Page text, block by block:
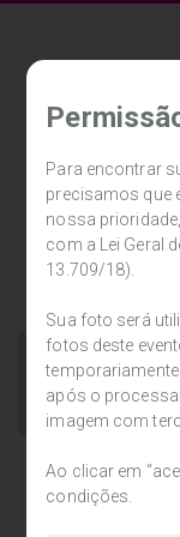
Para encontrar
precisamos que
nossa
com a Lei Geral
13.709/18).
Sua foto será
fotos deste
após o
imagem com
Ao clicar em
condições.